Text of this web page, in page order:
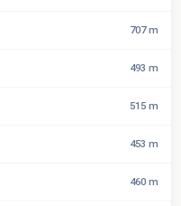
707 m
493 m
515 m
453 m
460 m